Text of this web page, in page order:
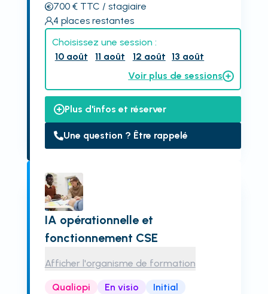
700€ TTC / stagiaire
4 places restantes
Choisissez une session :
10 août
11 août 12 août 13 août
Voir plus de sessions
Plus d'infos et réserver
Une question ? Être rappelé
IA opérationnelle et
fonctionnement CSE
Afficher l'organisme de formation
Qualiopi En visio
Initial